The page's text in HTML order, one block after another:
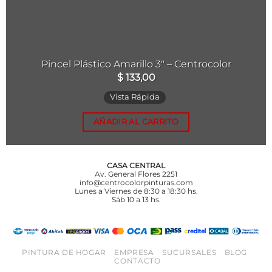
Pincel Plástico Amarillo 3″ – Centrocolor
$133,00
Vista Rápida
AÑADIR AL CARRITO
CASA CENTRAL
Av. General Flores 2251
info@centrocolorpinturas.com
Lunes a Viernes de 8:30 a 18:30 hs.
Sáb 10 a 13 hs.
PINTURA DE HOGAR EMPRESA SUCURSALES
BLOG
CONTACTO